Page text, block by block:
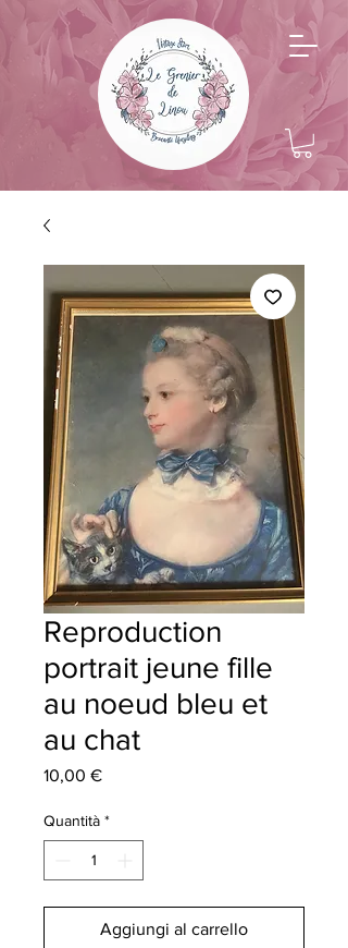
Reproduction
portrait jeune fille
au noeud bleu et
au chat
10,00 €Prezzo
Quantità *
Aggiungi al carrello